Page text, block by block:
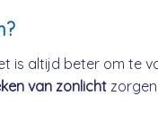
is altijd beter om te
van zonlicht